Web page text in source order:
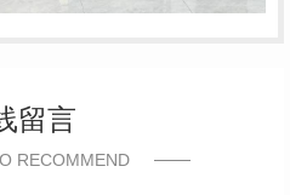
留言
RECOMMEND